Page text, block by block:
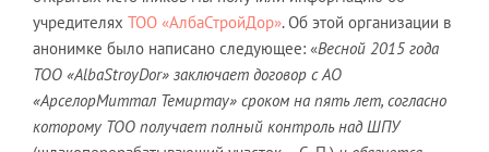
учредителях ТОО «АлбаСтройДор». Об этой организации в
анонимке было написано следующее: «Весной 2015 года
ТОО «AlbaStroyDor» заключает договор с АО
«АрселорМиттал Темиртау» сроком на пять лет, согласно
которому ТОО получает полный контроль над ШПУ